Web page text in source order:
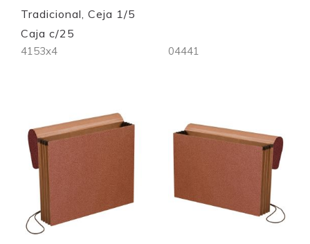
Tradicional, Ceja 1/5
Caja c/25
4153x4
Quickview
04441